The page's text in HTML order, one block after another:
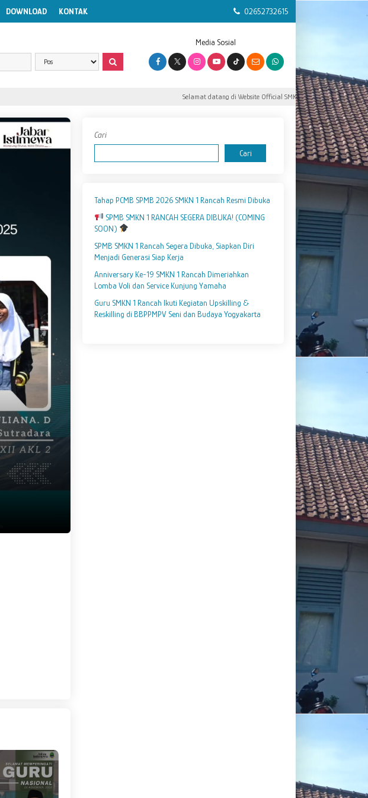
DOWNLOAD KONTAK 02652732615
Media Sosial
Selamat datang di Website Official SMK Negeri 1 Rancah.
Cari
Cari
Tahap PCMB SPMB 2026 SMKN 1 Rancah Resmi Dibuka
SPMB SMKN 1 RANCAH SEGERA DIBUKA! (COMING
SOON)
SPMB SMKN 1 Rancah Segera Dibuka, Siapkan Diri
Menjadi Generasi Siap Kerja
Anniversary Ke-19 SMKN 1 Rancah Dimeriahkan
Lomba Voli dan Service Kunjung Yamaha
Guru SMKN 1 Rancah Ikuti Kegiatan Upskilling &
Reskilling di BBPPMPV Seni dan Budaya Yogyakarta